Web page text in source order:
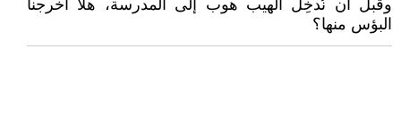
وقبل أن نُدخِل الهيب هوب إلى المدرسة، هلا أخرجنا
البؤس منها؟